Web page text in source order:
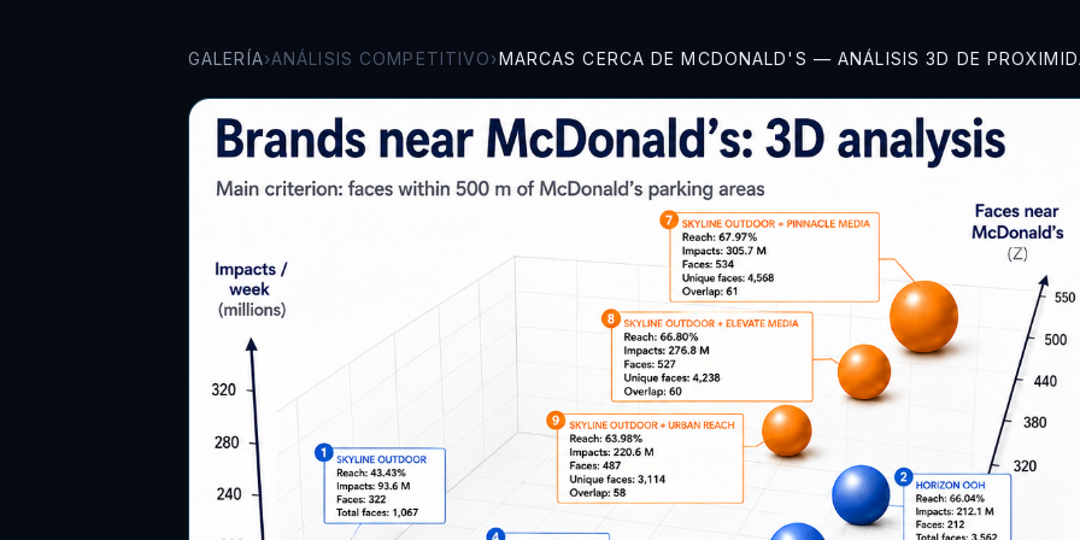
GALERÍA›ANÁLISIS COMPETITIVO›MARCAS CERCA DE MCDONALD'S — ANÁLISIS 3D DE